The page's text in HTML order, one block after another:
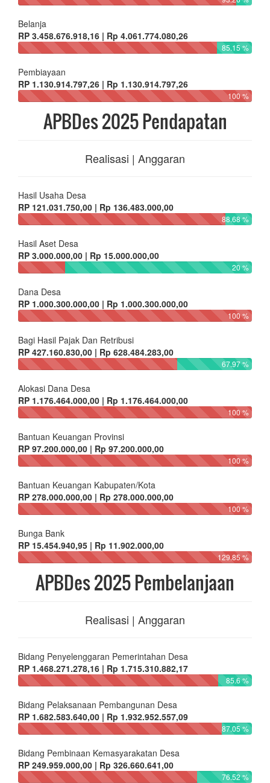
Belanja
RP 3.458.676.918,16 | Rp 4.061.774.080,26
85.15 %
Pembiayaan
RP 1.130.914.797,26 | Rp 1.130.914.797,26
100 %
APBDes 2025 Pendapatan
Realisasi | Anggaran
Hasil Usaha Desa
RP 121.031.750,00 | Rp 136.483.000,00
88.68 %
Hasil Aset Desa
RP 3.000.000,00 | Rp 15.000.000,00
20 %
Dana Desa
RP 1.000.300.000,00 | Rp 1.000.300.000,00
100 %
Bagi Hasil Pajak Dan Retribusi
RP 427.160.830,00 | Rp 628.484.283,00
67.97 %
Alokasi Dana Desa
RP 1.176.464.000,00 | Rp 1.176.464.000,00
100 %
Bantuan Keuangan Provinsi
RP 97.200.000,00 | Rp 97.200.000,00
100 %
Bantuan Keuangan Kabupaten/Kota
RP 278.000.000,00 | Rp 278.000.000,00
100 %
Bunga Bank
RP 15.454.940,95 | Rp 11.902.000,00
129.85 %
APBDes 2025 Pembelanjaan
Realisasi | Anggaran
Bidang Penyelenggaran Pemerintahan Desa
RP 1.468.271.278,16 | Rp 1.715.310.882,17
85.6 %
Bidang Pelaksanaan Pembangunan Desa
RP 1.682.583.640,00 | Rp 1.932.952.557,09
87.05 %
Bidang Pembinaan Kemasyarakatan Desa
RP 249.959.000,00 | Rp 326.660.641,00
76.52 %